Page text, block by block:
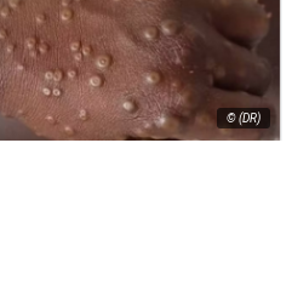
© (DR)